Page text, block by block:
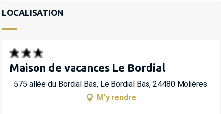
LOCALISATION
Maison de vacances Le Bordial
575 allée du Bordial Bas, Le Bordial Bas, 24480 Molières
M'y rendre